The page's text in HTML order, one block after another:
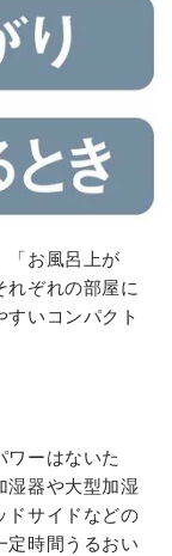
「お風呂上が
れぞれの部屋に
いコンパクト
ーはないた
湿器や大型加湿
ドサイドなどの
定時間うるおい